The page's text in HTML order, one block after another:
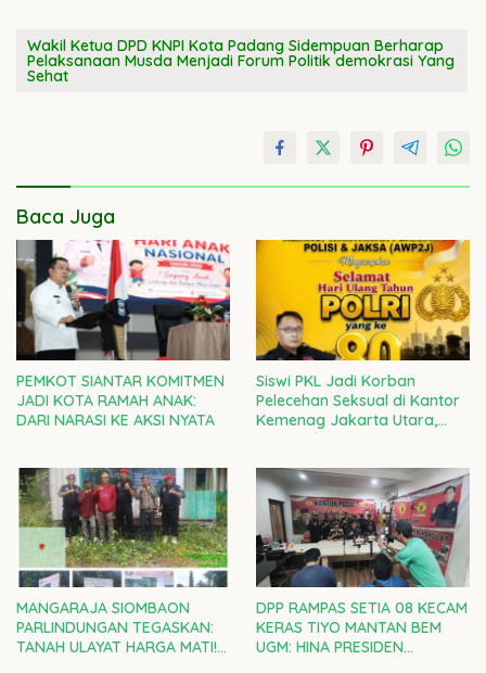
Wakil Ketua DPD KNPI Kota Padang Sidempuan Berharap
Pelaksanaan Musda Menjadi Forum Politik demokrasi Yang
Sehat
Baca Juga
PEMKOT SIANTAR KOMITMEN
JADI KOTA RAMAH ANAK:
DARI NARASI KE AKSI NYATA
Siswi PKL Jadi Korban
Pelecehan Seksual di Kantor
Kemenag Jakarta Utara,
MANGARAJA SIOMBAON
PARLINDUNGAN TEGASKAN:
TANAH ULAYAT HARGA MATI!
DPP RAMPAS SETIA 08 KECAM
KERAS TIYO MANTAN BEM
UGM: HINA PRESIDEN